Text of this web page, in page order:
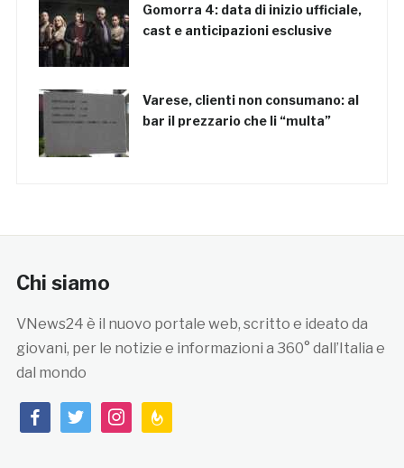
Gomorra 4: data di inizio ufficiale,
cast e anticipazioni esclusive
Varese, clienti non consumano: al
bar il prezzario che li “multa”
Chi siamo
VNews24 è il nuovo portale web, scritto e ideato da
giovani, per le notizie e informazioni a 360° dall’Italia e
dal mondo
facebooktwitterinstagramfeedburner